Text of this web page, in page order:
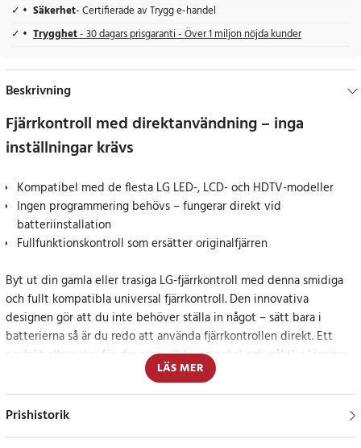
Säkerhet- Certifierade av Trygg e-handel
Trygghet- 30 dagars prisgaranti - Över 1 miljon nöjda kunder
Beskrivning
Fjärrkontroll med direktanvändning – inga
inställningar krävs
Kompatibel med de flesta LG LED-, LCD- och HDTV-modeller
Ingen programmering behövs – fungerar direkt vid
batteriinstallation
Fullfunktionskontroll som ersätter originalfjärren
Byt ut din gamla eller trasiga LG-fjärrkontroll med denna smidiga
och fullt kompatibla universal fjärrkontroll. Den innovativa
designen gör att du inte behöver ställa in något – sätt bara i
batterierna så är du redo att använda fjärrkontrollen direkt. Ett
perfekt alternativ för dig som vill ha en enkel och pålitlig lösning
Fungerar med majoriteten av LG:s TV-modeller
LÄS MER
Prishistorik